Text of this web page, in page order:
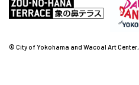
© City of Yokohama and Wacoal Art Center,